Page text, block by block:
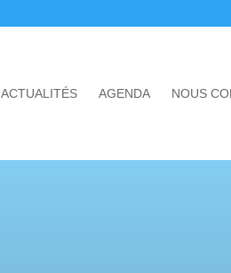
ACTUALITÉS AGENDA NOUS